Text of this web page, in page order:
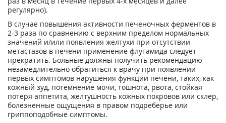
регулярно).
В случае повышения активности печеночных ферментов в
2-3 раза по сравнению с верхним пределом нормальных
значений и/или появления желтухи при отсутствии
метастазов в печени применение флутамида следует
прекратить. Больные должны получить рекомендацию
незамедлительно обратиться к вра­чу при появлении
первых симптомов нарушения функции печени, таких, как
кожный зуд, потемнение мочи, тошнота, рвота, стойкая
потеря аппетита, желтушность кожных покровов или склер,
болезненные ощущения в правом под­реберье или
гриппоподобные симптомы.